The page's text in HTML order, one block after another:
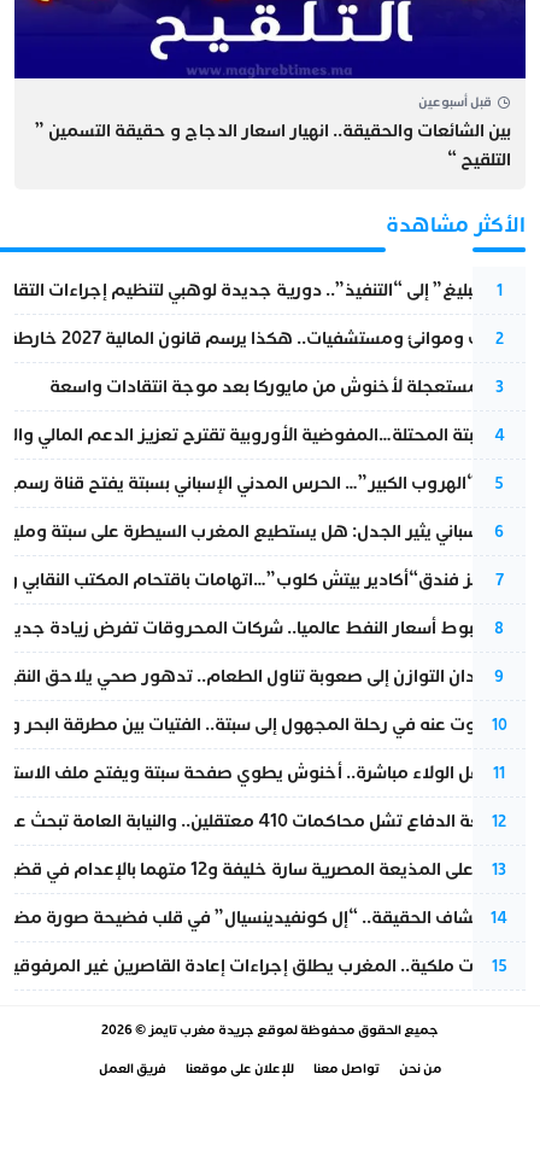
قبل أسبوعين
بين الشائعات والحقيقة.. انهيار اسعار الدجاج و حقيقة التسمين ”
التلقيح “
الأكثر مشاهدة
1
من “التبليغ” إلى “التنفيذ”.. دورية جديدة لوهبي لتنظيم إجراءات
2
قطارات وموانئ ومستشفيات.. هكذا يرسم قانون المالية 2027 خارطة المغرب المقبل
3
عودة مستعجلة لأخنوش من مايوركا بعد موجة انتقادات واسعة
4
أزمة سبتة المحتلة…المفوضية الأوروبية تقترح تعزيز الدعم المالي
5
عملية “الهروب الكبير”… الحرس المدني الإسباني بسبتة يفتح قناة
6
تقرير إسباني يثير الجدل: هل يستطيع المغرب السيطرة على سبتة
7
أزمة تهز فندق“أكادير بيتش كلوب”…اتهامات باقتحام المكتب النقابي
8
رغم هبوط أسعار النفط عالميا.. شركات المحروقات تفرض زيادة
9
من فقدان التوازن إلى صعوبة تناول الطعام.. تدهور صحي يلاحق النقيب
10
المسكوت عنه في رحلة المجهول إلى سبتة.. الفتيات بين مطرقة البحر
11
بعد حفل الولاء مباشرة.. أخنوش يطوي صفحة سبتة ويفتح ملف
12
مقاطعة الدفاع تشل محاكمات 410 معتقلين.. والنيابة العامة تبحث عن حل قانوني
13
الحكم على المذيعة المصرية سارة خليفة و12 متهما بالإعدام في قضية هزت بلاد الفراعنة
14
بعد انكشاف الحقيقة.. “إل كونفيدينسيال” في قلب فضيحة صورة
15
بتعليمات ملكية.. المغرب يطلق إجراءات إعادة القاصرين غير
جميع الحقوق محفوظة لموقع جريدة مغرب تايمز© 2026
من نحن تواصل معنا للإعلان على موقعنا فريق العمل